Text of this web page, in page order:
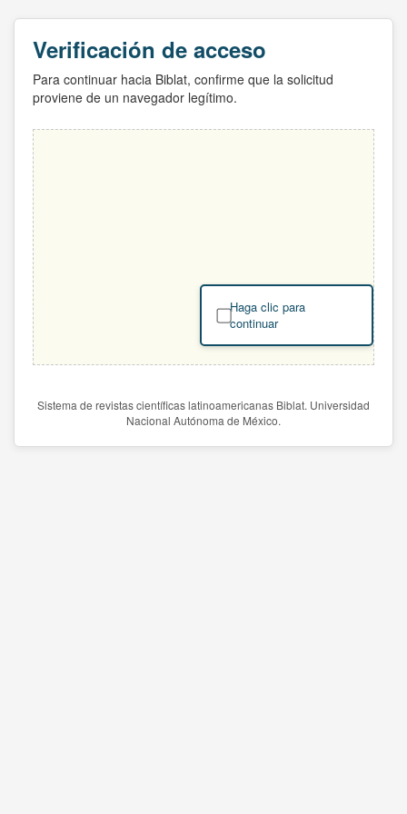
Verificación de acceso
Para continuar hacia Biblat, confirme que la solicitud
proviene de un navegador legítimo.
Haga clic para
continuar
Sistema de revistas científicas latinoamericanas Biblat. Universidad
Nacional Autónoma de México.